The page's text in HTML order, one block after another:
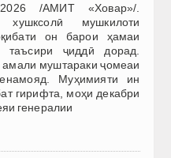
/АМИТ «Ховар»/.
мушкилоти
он барои ҳамаи
таъсири ҷиддӣ дорад.
муштараки ҷомеаи
Муҳимияти ин
гирифта, моҳи декабри
генералии